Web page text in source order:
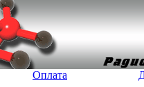
Оплата